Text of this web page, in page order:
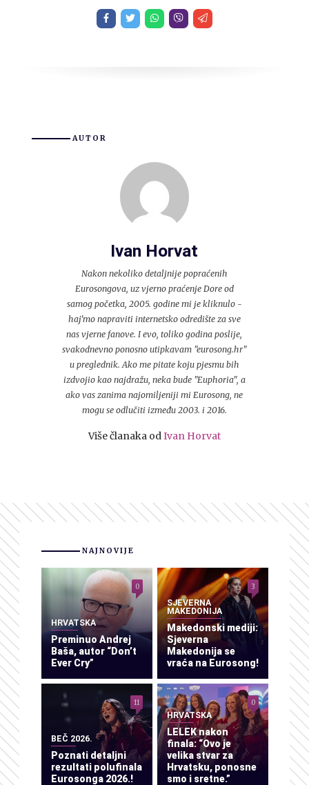
AUTOR
Ivan Horvat
Nakon nekoliko detaljnije popraćenih
Eurosongova, uz vjerno praćenje Dore od
samog početka, 2005. godine mi je kliknulo -
haj'mo napraviti internetsko odredište za sve
nas vjerne fanove. I evo, toliko godina poslije,
svakodnevno ponosno utipkavam "eurosong.hr"
u preglednik. Ako me pitate koju pjesmu bih
izdvojio kao najdražu, neka bude "Euphoria", a
ako vas zanima najomiljeniji mi Eurosong, ne
mogu se odlučiti između 2003. i 2016.
Više članaka odIvan Horvat
NAJNOVIJE
HRVATSKA
Preminuo Andrej
Baša, autor “Don’t
Ever Cry”
0
SJEVERNA
MAKEDONIJA
Makedonski mediji:
Sjeverna
Makedonija se
vraća na Eurosong!
3
BEČ 2026.
Poznati detaljni
rezultati polufinala
Eurosonga 2026.!
11
HRVATSKA
LELEK nakon
finala: “Ovo je
velika stvar za
Hrvatsku, ponosne
smo i sretne.”
0